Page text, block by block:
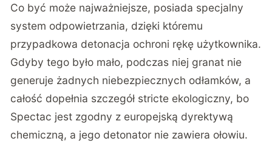
Co być może najważniejsze, posiada specjalny
system odpowietrzania, dzięki któremu
przypadkowa detonacja ochroni rękę użytkownika.
Gdyby tego było mało, podczas niej granat nie
generuje żadnych niebezpiecznych odłamków, a
całość dopełnia szczegół stricte ekologiczny, bo
Spectac jest zgodny z europejską dyrektywą
chemiczną, a jego detonator nie zawiera ołowiu.